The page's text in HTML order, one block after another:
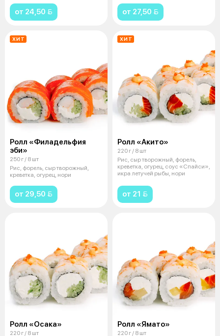
от 24,50  от 27,50 
ХИТ
Ролл «Филадельфия
эби»
250 г / 8 шт
Рис, форель, сыр творожный,
креветка, огурец, нори
от 29,50 
ХИТ
Ролл «Акито»
220 г / 8 шт
Рис, сыр творожный, форель,
креветка, огурец, соус «Спайси»,
икра летучей рыбы, нори
от 21 
Ролл «Осака»
220 г / 8 шт
Ролл «Ямато»
220 г / 8 шт